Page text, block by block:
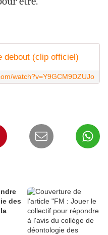
debout (clip officiel)
watch?v=Y9GCM9DZUJo
des